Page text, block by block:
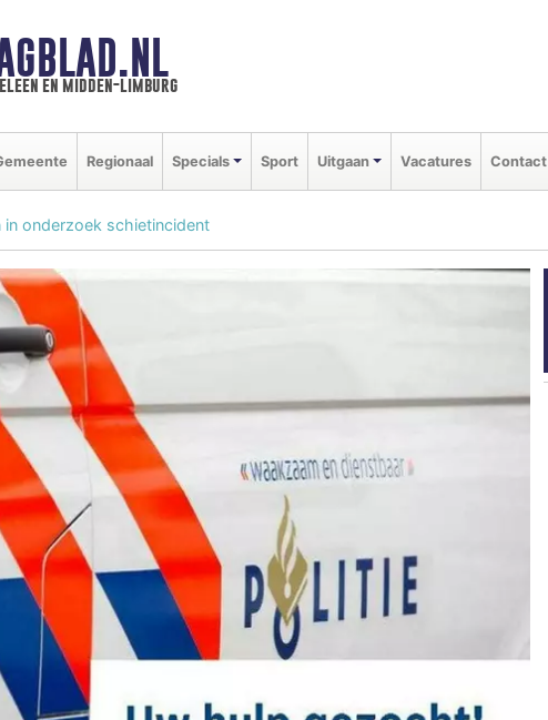
en midden-limburg
Regionaal Specials Sport Uitgaan Vacatures Contact
in onderzoek schietincident